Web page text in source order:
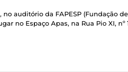
auditório da FAPESP (Fundação
no Espaço Apas, na Rua Pio XI, nº